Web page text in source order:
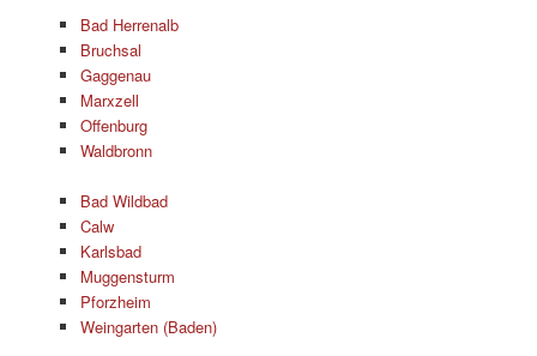
Bad Herrenalb
Bruchsal
Gaggenau
Marxzell
Offenburg
Waldbronn
Bad Wildbad
Calw
Karlsbad
Muggensturm
Pforzheim
Weingarten (Baden)